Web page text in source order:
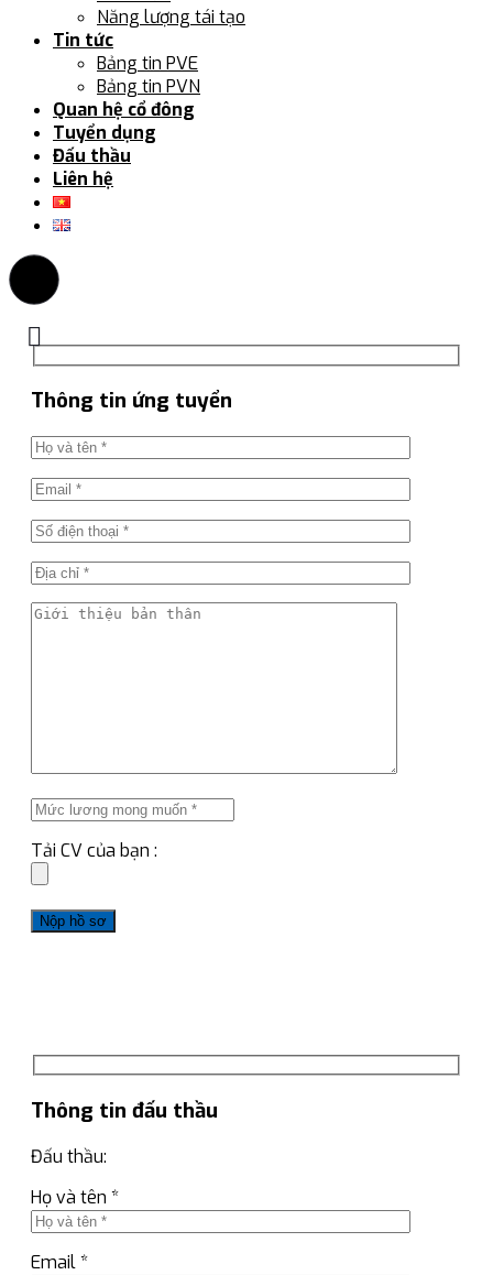
Năng lượng tái tạo
Tin tức
Bảng tin PVE
Bảng tin PVN
Quan hệ cổ đông
Tuyển dụng
Đấu thầu
Liên hệ
Thông tin ứng tuyển
Tải CV của bạn :
Thông tin đấu thầu
Đấu thầu:
Họ và tên *
Email *